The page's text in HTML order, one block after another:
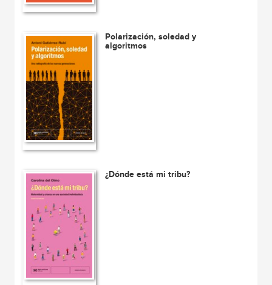
Polarización, soledad y
algoritmos
¿Dónde está mi tribu?